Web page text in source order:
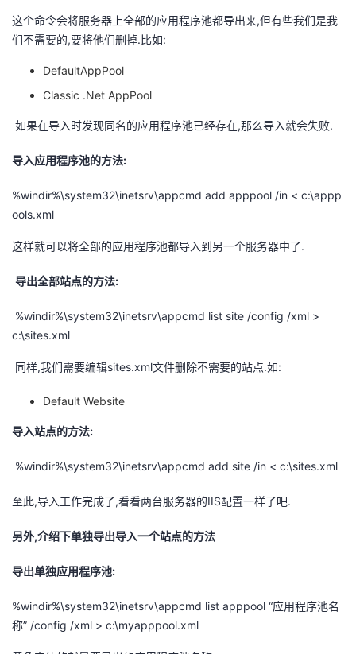
学
我
的
课
我
的
我
验收
持
技
术
的
云
这个命令会将服务器上全部的应用程序池都导出来,但有些我们是我
们不需要的,要将他们删掉.比如:
DefaultAppPool
Classic .Net AppPool
如果在导入时发现同名的应用程序池已经存在,那么导入就会失败.
导入应用程序池的方法:
%windir%\system32\inetsrv\appcmd add apppool /in < c:\appp
ools.xml
这样就可以将全部的应用程序池都导入到另一个服务器中了.
导出全部站点的方法:
%windir%\system32\inetsrv\appcmd list site /config /xml >
c:\sites.xml
同样,我们需要编辑sites.xml文件删除不需要的站点.如:
Default Website
导入站点的方法:
%windir%\system32\inetsrv\appcmd add site /in < c:\sites.xml
至此,导入工作完成了,看看两台服务器的IIS配置一样了吧.
另外,介绍下单独导出导入一个站点的方法
导出单独应用程序池:
%windir%\system32\inetsrv\appcmd list apppool “应用程序池名
称” /config /xml > c:\myapppool.xml